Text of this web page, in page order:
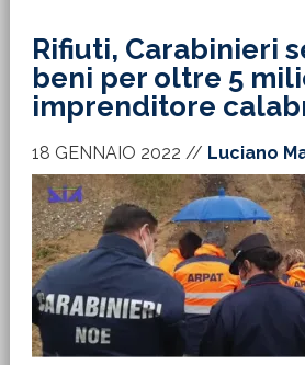
Rifiuti, Carabinieri
beni per oltre 5
imprenditore
18 GENNAIO 2022 // Luciano